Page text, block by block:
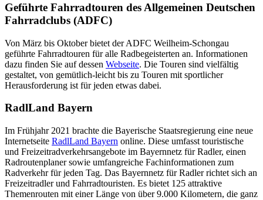
Geführte Fahrradtouren des Allgemeinen Deutschen
Fahrradclubs (ADFC)
Von März bis Oktober bietet der ADFC Weilheim-Schongau
geführte Fahrradtouren für alle Radbegeisterten an. Informationen
dazu finden Sie auf dessen Webseite. Die Touren sind vielfältig
gestaltet, von gemütlich-leicht bis zu Touren mit sportlicher
Herausforderung ist für jeden etwas dabei.
RadlLand Bayern
Im Frühjahr 2021 brachte die Bayerische Staatsregierung eine neue
Internetseite RadlLand Bayern online. Diese umfasst touristische
und Freizeitradverkehrsangebote im Bayernnetz für Radler, einen
Radroutenplaner sowie umfangreiche Fachinformationen zum
Radverkehr für jeden Tag. Das Bayernnetz für Radler richtet sich an
Freizeitradler und Fahrradtouristen. Es bietet 125 attraktive
Themenrouten mit einer Länge von über 9.000 Kilometern, die ganz